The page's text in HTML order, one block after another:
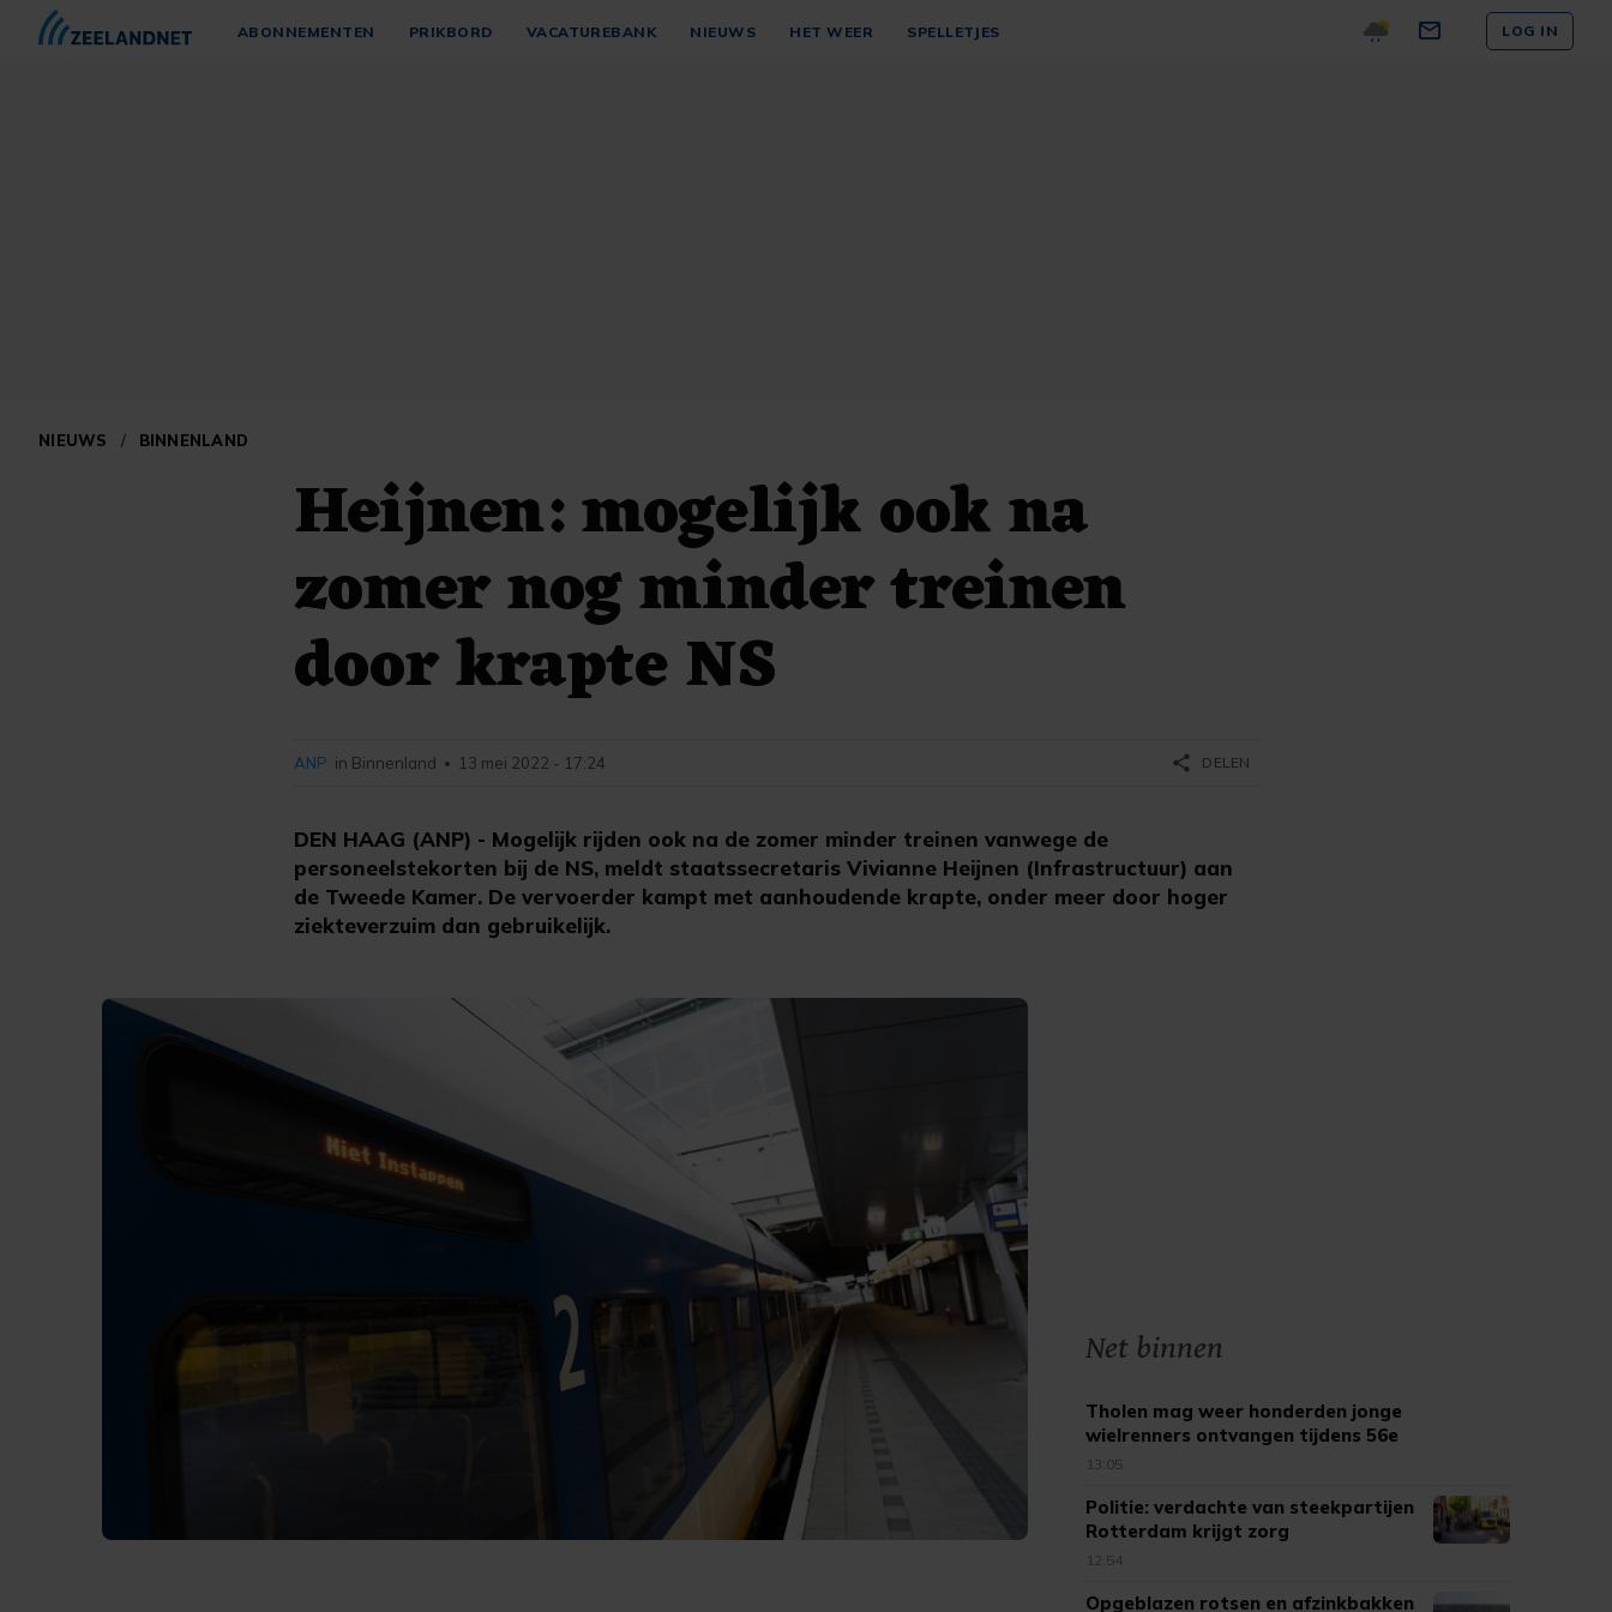
ABONNEMENTEN PRIKBORD VACATUREBANK NIEUWS HET WEER SPELLETJES LOG IN
NIEUWS / BINNENLAND
Heijnen: mogelijk ook na
zomer nog minder treinen
door krapte NS
DEN HAAG (ANP) - Mogelijk rijden ook na de zomer minder treinen vanwege de
personeelstekorten bij de NS, meldt staatssecretaris Vivianne Heijnen (Infrastructuur) aan
de Tweede Kamer. De vervoerder kampt met aanhoudende krapte, onder meer door hoger
ziekteverzuim dan gebruikelijk.
ANP in Binnenland • 13 mei 2022 - 17:24 share DELEN
Net binnen
Tholen mag weer honderden jonge
wielrenners ontvangen tijdens 56e
Kleine Tour
13:05
Politie: verdachte van steekpartijen
Rotterdam krijgt zorg
12:54
Opgeblazen rotsen en afzinkbakken